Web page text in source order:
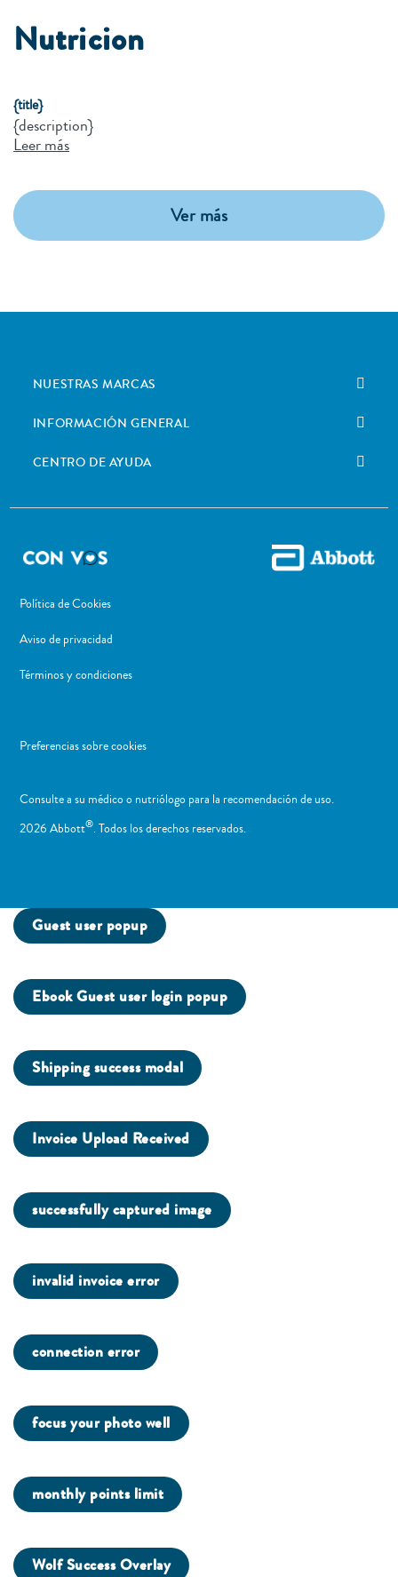
Nutricion
{title}
{description}
Leer más
Ver más
NUESTRAS MARCAS
INFORMACIÓN GENERAL
CENTRO DE AYUDA
Política de Cookies
Aviso de privacidad
Términos y condiciones
Preferencias sobre cookies
Consulte a su médico o nutriólogo para la recomendación de uso. ​
2026 Abbott®. Todos los derechos reservados.
Guest user popup
Ebook Guest user login popup
Shipping success modal
Invoice Upload Received
successfully captured image
invalid invoice error
connection error
focus your photo well
monthly points limit
Wolf Success Overlay